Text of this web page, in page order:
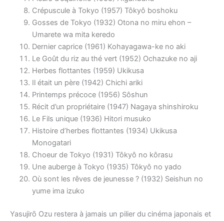
Crépuscule à Tokyo (1957) Tôkyô boshoku
Gosses de Tokyo (1932) Otona no miru ehon –
Umarete wa mita keredo
Dernier caprice (1961) Kohayagawa-ke no aki
Le Goût du riz au thé vert (1952) Ochazuke no aji
Herbes flottantes (1959) Ukikusa
Il était un père (1942) Chichi ariki
Printemps précoce (1956) Sôshun
Récit d’un propriétaire (1947) Nagaya shinshiroku
Le Fils unique (1936) Hitori musuko
Histoire d’herbes flottantes (1934) Ukikusa
Monogatari
Choeur de Tokyo (1931) Tôkyô no kôrasu
Une auberge à Tokyo (1935) Tôkyô no yado
Où sont les rêves de jeunesse ? (1932) Seishun no
yume ima izuko
Yasujirō Ozu restera à jamais un pilier du cinéma japonais et